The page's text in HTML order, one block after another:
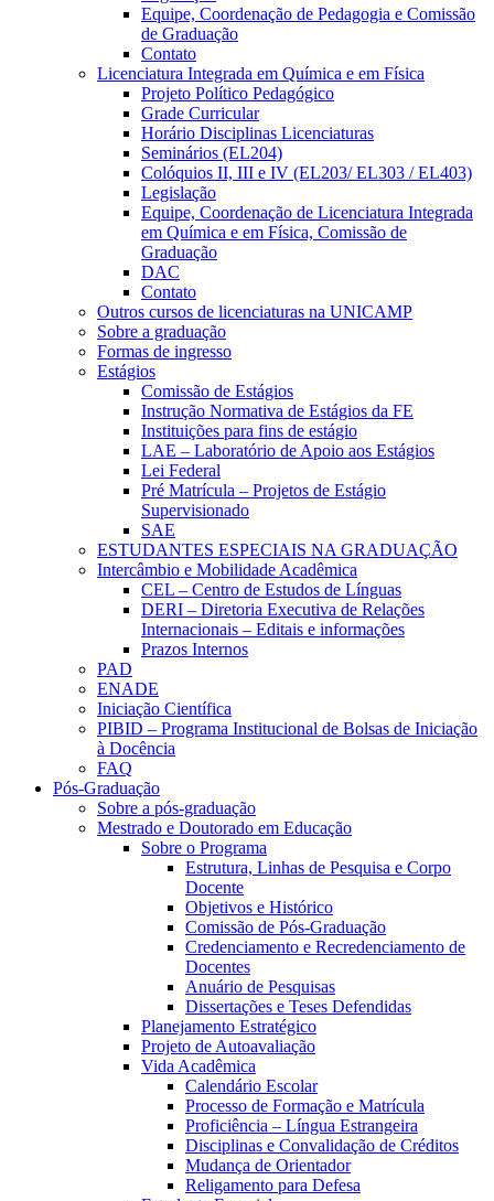
Equipe, Coordenação de Pedagogia e Comissão
de Graduação
Contato
Licenciatura Integrada em Química e em Física
Projeto Político Pedagógico
Grade Curricular
Horário Disciplinas Licenciaturas
Seminários (EL204)
Colóquios II, III e IV (EL203/ EL303 / EL403)
Legislação
Equipe, Coordenação de Licenciatura Integrada
em Química e em Física, Comissão de
Graduação
DAC
Contato
Outros cursos de licenciaturas na UNICAMP
Sobre a graduação
Formas de ingresso
Estágios
Comissão de Estágios
Instrução Normativa de Estágios da FE
Instituições para fins de estágio
LAE – Laboratório de Apoio aos Estágios
Lei Federal
Pré Matrícula – Projetos de Estágio
Supervisionado
SAE
ESTUDANTES ESPECIAIS NA GRADUAÇÃO
Intercâmbio e Mobilidade Acadêmica
CEL – Centro de Estudos de Línguas
DERI – Diretoria Executiva de Relações
Internacionais – Editais e informações
Prazos Internos
PAD
ENADE
Iniciação Científica
PIBID – Programa Institucional de Bolsas de Iniciação
à Docência
FAQ
Pós-Graduação
Sobre a pós-graduação
Mestrado e Doutorado em Educação
Sobre o Programa
Estrutura, Linhas de Pesquisa e Corpo
Docente
Objetivos e Histórico
Comissão de Pós-Graduação
Credenciamento e Recredenciamento de
Docentes
Anuário de Pesquisas
Dissertações e Teses Defendidas
Planejamento Estratégico
Projeto de Autoavaliação
Vida Acadêmica
Calendário Escolar
Processo de Formação e Matrícula
Proficiência – Língua Estrangeira
Disciplinas e Convalidação de Créditos
Mudança de Orientador
Religamento para Defesa